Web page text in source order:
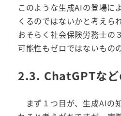
このような生成AIの登場に
くるのではないかと考えら
おそらく社会保険労務士の
可能性もゼロではないもの
2.3. ChatGPTなど
まず１つ目が、生成AIの